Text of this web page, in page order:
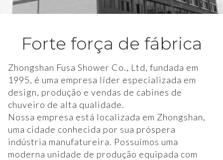
Forte força de fábrica
Zhongshan Fusa Shower Co., Ltd, fundada em
1995, é uma empresa líder especializada em
design, produção e vendas de cabines de
chuveiro de alta qualidade.
Nossa empresa está localizada em Zhongshan,
uma cidade conhecida por sua próspera
indústria manufatureira. Possuímos uma
moderna unidade de produção equipada com